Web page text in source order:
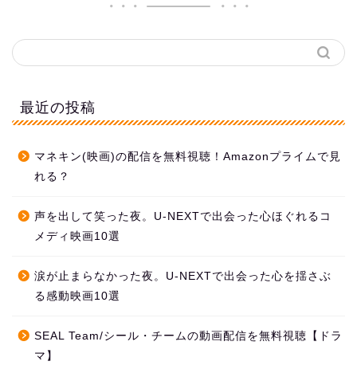
最近の投稿
マネキン(映画)の配信を無料視聴！Amazonプライムで見
れる？
声を出して笑った夜。U-NEXTで出会った心ほぐれるコ
メディ映画10選
涙が止まらなかった夜。U-NEXTで出会った心を揺さぶ
る感動映画10選
SEAL Team/シール・チームの動画配信を無料視聴【ドラ
マ】